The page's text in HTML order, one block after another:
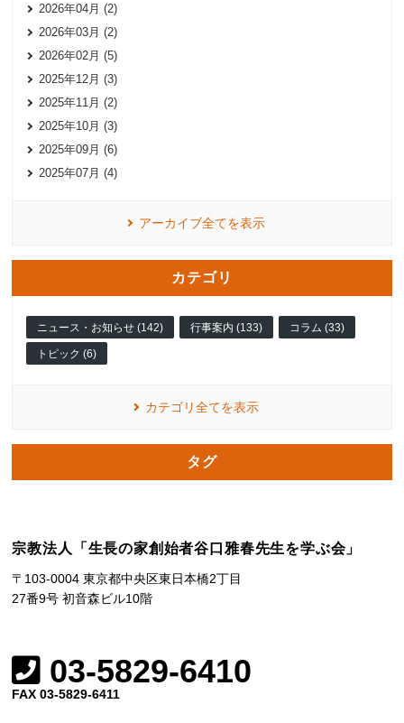
2026年04月 (2)
2026年03月 (2)
2026年02月 (5)
2025年12月 (3)
2025年11月 (2)
2025年10月 (3)
2025年09月 (6)
2025年07月 (4)
アーカイブ全てを表示
カテゴリ
ニュース・お知らせ (142) 行事案内 (133) コラム (33)
トピック (6)
カテゴリ全てを表示
タグ
宗教法人「生長の家創始者谷口雅春先生を学ぶ会」
〒103-0004 東京都中央区東日本橋2丁目
27番9号 初音森ビル10階
03-5829-6410
FAX 03-5829-6411